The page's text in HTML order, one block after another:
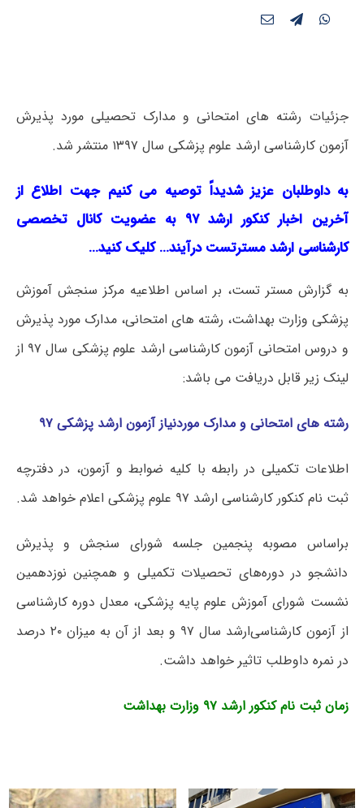
جزئیات رشته های امتحانی و مدارک تحصیلی مورد پذیرش
آزمون کارشناسی ارشد علوم پزشکی سال ۱۳۹۷ منتشر شد.
به داوطلبان عزیز شدیداً توصیه می کنیم جهت اطلاع از
آخرین اخبار کنکور ارشد ۹۷ به عضویت کانال تخصصی
کارشناسی ارشد مسترتست درآیند… کلیک کنید…
به گزارش مستر تست، بر اساس اطلاعیه مرکز سنجش آموزش
پزشکی وزارت بهداشت، رشته های امتحانی، مدارک مورد پذیرش
و دروس امتحانی آزمون کارشناسی ارشد علوم پزشکی سال ۹۷ از
لینک زیر قابل دریافت می باشد:
رشته های امتحانی و مدارک موردنیاز آزمون ارشد پزشکی ۹۷
اطلاعات تکمیلی در رابطه با کلیه ضوابط و آزمون، در دفترچه
ثبت نام کنکور کارشناسی ارشد ۹۷ علوم پزشکی اعلام خواهد شد.
براساس مصوبه پنجمین جلسه شورای سنجش و پذیرش
دانشجو در دوره‌های تحصیلات تکمیلی و همچنین نوزدهمین
نشست شورای آموزش علوم پایه پزشکی، معدل دوره کارشناسی‌
از آزمون کارشناسی‌ارشد سال ۹۷ و بعد از آن به میزان ۲۰ درصد
در نمره داوطلب تاثیر خواهد داشت.
زمان ثبت نام کنکور ارشد ۹۷ وزارت بهداشت